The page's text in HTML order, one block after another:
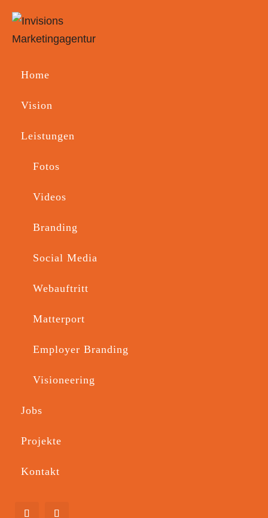
Home
Vision
Leistungen
Fotos
Videos
Branding
Social Media
Webauftritt
Matterport
Employer Branding
Visioneering
Jobs
Projekte
Kontakt